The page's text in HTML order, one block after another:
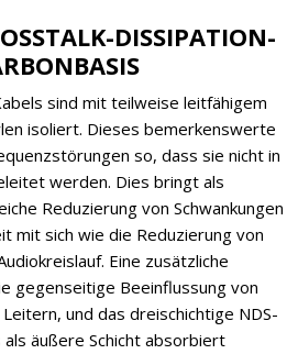
DISSIPATION-
sind mit teilweise leitfähigem
isoliert. Dieses bemerkenswerte
so, dass sie nicht in
werden. Dies bringt als
Reduzierung von Schwankungen
mit sich wie die Reduzierung von
Eine zusätzliche
gegenseitige Beeinflussung von
und das dreischichtige NDS-
äußere Schicht absorbiert